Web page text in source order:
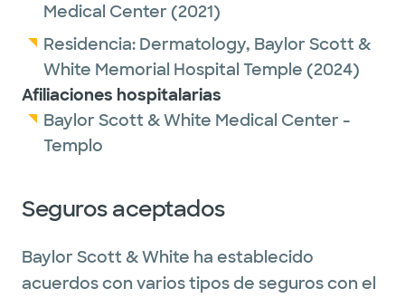
Medical Center (2021)
Residencia: Dermatology, Baylor Scott &
White Memorial Hospital Temple (2024)
Afiliaciones hospitalarias
Baylor Scott & White Medical Center -
Templo
Seguros aceptados
Baylor Scott & White ha establecido
acuerdos con varios tipos de seguros con el